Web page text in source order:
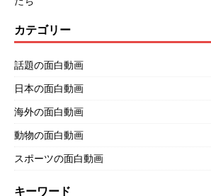
カテゴリー
話題の面白動画
日本の面白動画
海外の面白動画
動物の面白動画
スポーツの面白動画
キーワード